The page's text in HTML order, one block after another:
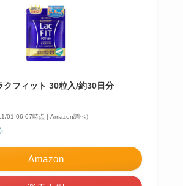
クフィット 30粒入/約30日分
01 06:07時点 | Amazon調べ）
Amazon